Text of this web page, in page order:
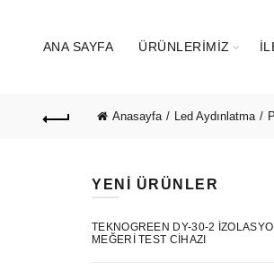
ANA SAYFA ÜRÜNLERIMIZ
Anasayfa Led Aydınlatma
YENI ÜRÜNLER
TEKNOGREEN DY-30-2
MEĞERI TEST CIHAZI